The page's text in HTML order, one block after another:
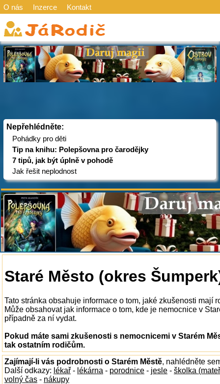
O nás Inzerce Kontakt
Nepřehlédněte:
Pohádky pro děti
Tip na knihu: Polepšovna pro čarodějky
7 tipů, jak být úplně v pohodě
Jak řešit neplodnost
Staré Město (okres
Tato stránka obsahuje informace o tom, jaké zkušenosti mají
Může obsahovat jak informace o tom, kde je nemocnice v
případně za ní vydat.
Pokud máte sami zkušenosti s nemocnicemi v Starém
tak ostatním rodičům.
Zajímají-li vás podrobnosti o Starém Městě, nahlédněte
Další odkazy: lékař - lékárna - porodnice - jesle - školka
volný čas - nákupy